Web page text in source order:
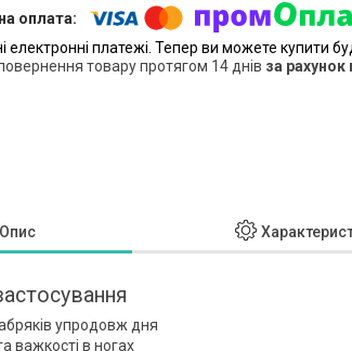
електронні платежі. Тепер ви можете купити
товару протягом 14 днів за рахунок
Опис
упродовж дня
важкості в ногах